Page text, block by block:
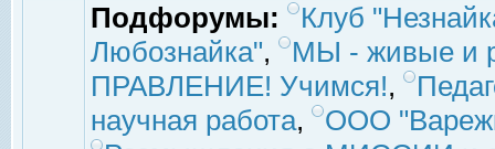
Подфорумы:
Клуб
Любознайка",
МЫ - живые и
ПРАВЛЕНИЕ! Учимся!,
научная работа,
ООО